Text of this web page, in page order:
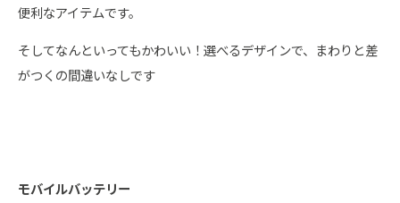
便利なアイテムです。
そしてなんといってもかわいい！選べるデザインで、まわりと差
がつくの間違いなしです
モバイルバッテリー